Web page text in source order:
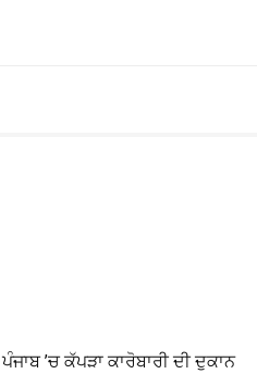
ਪੰਜਾਬ ’ਚ ਕੱਪੜਾ ਕਾਰੋਬਾਰੀ ਦੀ ਦੁਕਾਨ